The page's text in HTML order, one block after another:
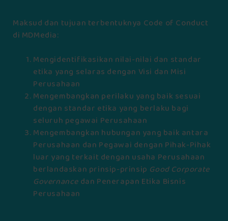
Maksud dan tujuan terbentuknya Code of Conduct
di MDMedia:
Mengidentifikasikan nilai-nilai dan standar
etika yang selaras dengan Visi dan Misi
Perusahaan
Mengembangkan perilaku yang baik sesuai
dengan standar etika yang berlaku bagi
seluruh pegawai Perusahaan
Mengembangkan hubungan yang baik antara
Perusahaan dan Pegawai dengan Pihak-Pihak
luar yang terkait dengan usaha Perusahaan
berlandaskan prinsip-prinsipGood Corporate
Governancedan Penerapan Etika Bisnis
Perusahaan